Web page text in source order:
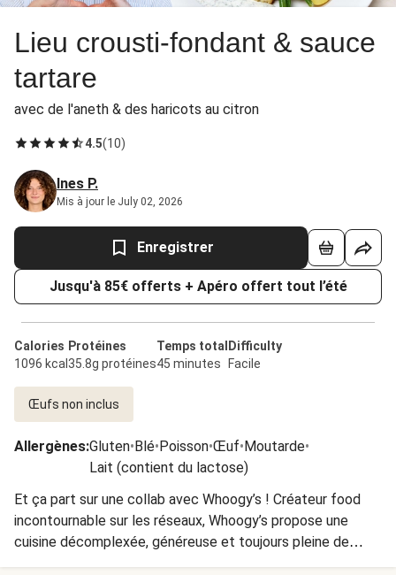
Lieu crousti-fondant & sauce
tartare
avec de l'aneth & des haricots au citron
4.5(10)
Ines P.
Mis à jour le July 02, 2026
Enregistrer
Jusqu'à 85€ offerts + Apéro offert tout l’été
Calories
1096 kcal
Protéines
35.8g protéines
Temps total
45 minutes
Difficulty
Facile
Œufs non inclus
Allergènes:Gluten•Blé•Poisson•Œuf•Moutarde•
Lait (contient du lactose)
Et ça part sur une collab avec Whoogy’s ! Créateur food
incontournable sur les réseaux, Whoogy’s propose une
cuisine décomplexée, généreuse et toujours pleine de
goût. Avec HelloFresh, il a créé des recettes à son image :